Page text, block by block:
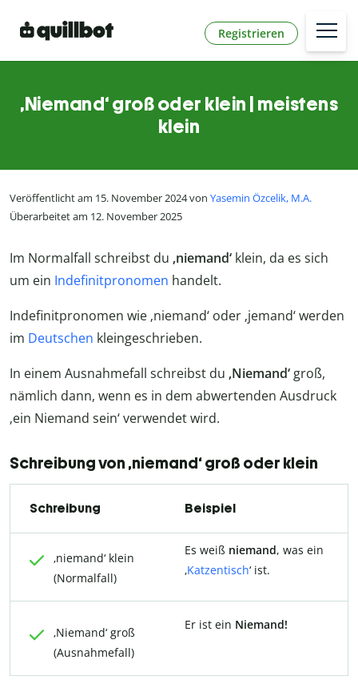
Registrieren
‚Niemand‘ groß oder klein | meistens
klein
Veröffentlicht am 15. November 2024 von Yasemin Özcelik, M.A.
Überarbeitet am 12. November 2025
Im Normalfall schreibst du ‚niemand‘ klein, da es sich
um ein Indefinitpronomen handelt.
Indefinitpronomen wie ‚niemand‘ oder ‚jemand‘ werden
im Deutschen kleingeschrieben.
In einem Ausnahmefall schreibst du ‚Niemand‘ groß,
nämlich dann, wenn es in dem abwertenden Ausdruck
‚ein Niemand sein‘ verwendet wird.
Schreibung von ‚niemand‘ groß oder klein
Schreibung Beispiel
‚niemand‘ klein
(Normalfall)
Es weiß niemand, was ein
‚Katzentisch‘ ist.
‚Niemand‘ groß
(Ausnahmefall)
Er ist ein Niemand!